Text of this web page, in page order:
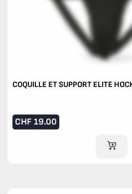
COQUILLE ET SUPPORT ELITE
CHF 19.00